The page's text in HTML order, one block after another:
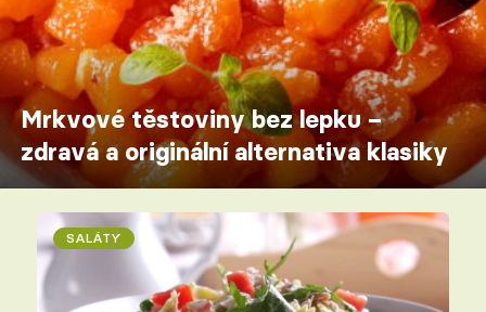
Mrkvové těstoviny bez lepku –
zdravá a originální alternativa klasiky
SALÁTY